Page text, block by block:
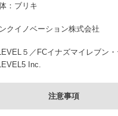
：ブリキ
クイノベーション株式会社
５／FCイナズマイレブン
Inc.
注意事項